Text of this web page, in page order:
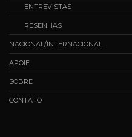
ENTREVISTAS
RESENHAS
NACIONAL/INTERNACIONAL
APOIE
SOBRE
CONTATO